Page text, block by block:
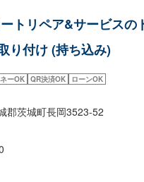
。(要相談)納期は前後する場合
-----代車について-----代車を
車をご利用ください。※代車の
お越しください。駐車スペース
伝えください。ご案内いたしま
トリペア&サービスの
り付け (持ち込み)
ーOK QR決済OK ローンOK
郡茨城町長岡3523-52